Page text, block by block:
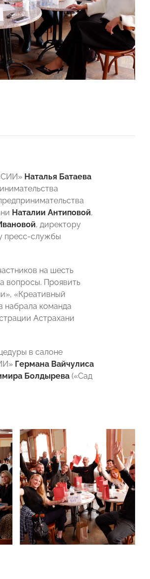
Наталья Батаева
Наталии Антиповой,
, директору
пресс-службы
на шесть
вопросы. Проявить
«Креативный
набрала команда
Астрахани
в салоне
Германа Вайчулиса
Болдырева («Сад